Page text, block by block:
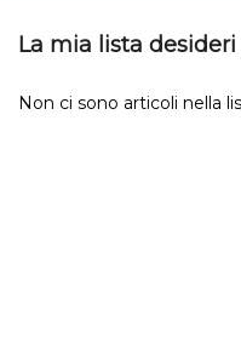
La mia lista desideri
Non ci sono articoli nella